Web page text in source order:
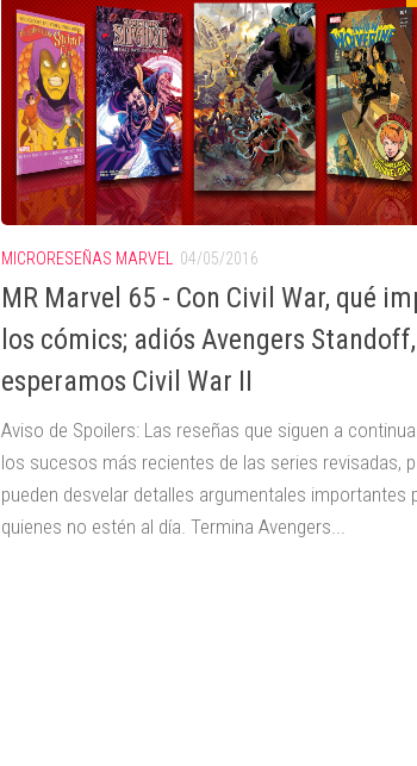
MICRORESEÑAS MARVEL 04/05/2016
MR Marvel 65 - Con Civil War, qué
los cómics; adiós Avengers Standoff,
esperamos Civil War II
Aviso de Spoilers: Las reseñas que siguen a
los sucesos más recientes de las series revisadas,
pueden desvelar detalles argumentales importantes
quienes no estén al día. Termina Avengers...